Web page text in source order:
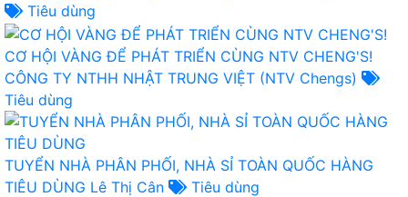
Tiêu dùng
CƠ HỘI VÀNG ĐỂ PHÁT TRIỂN CÙNG NTV CHENG'S!
CÔNG TY NTHH NHẬT TRUNG VIỆT (NTV Chengs)
Tiêu dùng
TUYỂN NHÀ PHÂN PHỐI, NHÀ SỈ TOÀN QUỐC HÀNG
TIÊU DÙNG Lê Thị Cân Tiêu dùng